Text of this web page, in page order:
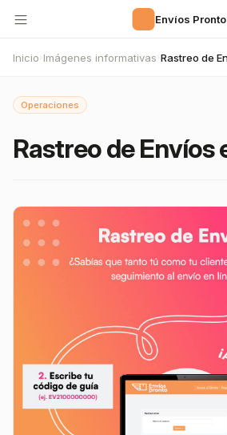
Envíos Pronto
Inicio› Imágenes informativas›
Operaciones
Rastreo de Envíos